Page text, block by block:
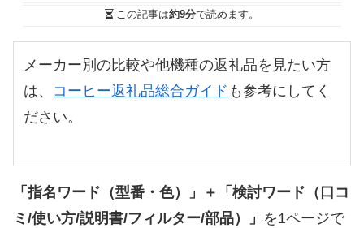
この記事は約9分で読めます。
メーカー別の比較や他機種の返礼品を見たい方
は、 コーヒー返礼品総合ガイド も参考にしてく
ださい。
「指名ワード（型番・色）」＋「検討ワード（口コ
ミ/使い方/説明書/フィルター/部品）」 を1ページで